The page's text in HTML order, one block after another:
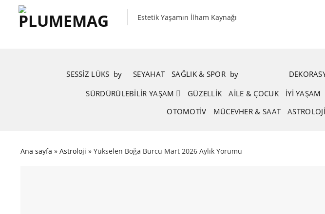
content
Estetik Yaşamın İlham Kaynağı
SESSIZ LÜKS by SEYAHAT SAĞLIK & SPOR by
SÜRDÜRÜLEBILIR YAŞAM
GÜZELLIK AİLE & ÇOCUK İYİ YAŞAM
OTOMOTIV
MÜCEVHER & SAAT ASTROLOJI
Ana sayfa » Astroloji » Yükselen Boğa Burcu Mart 2026 Aylık Yorumu